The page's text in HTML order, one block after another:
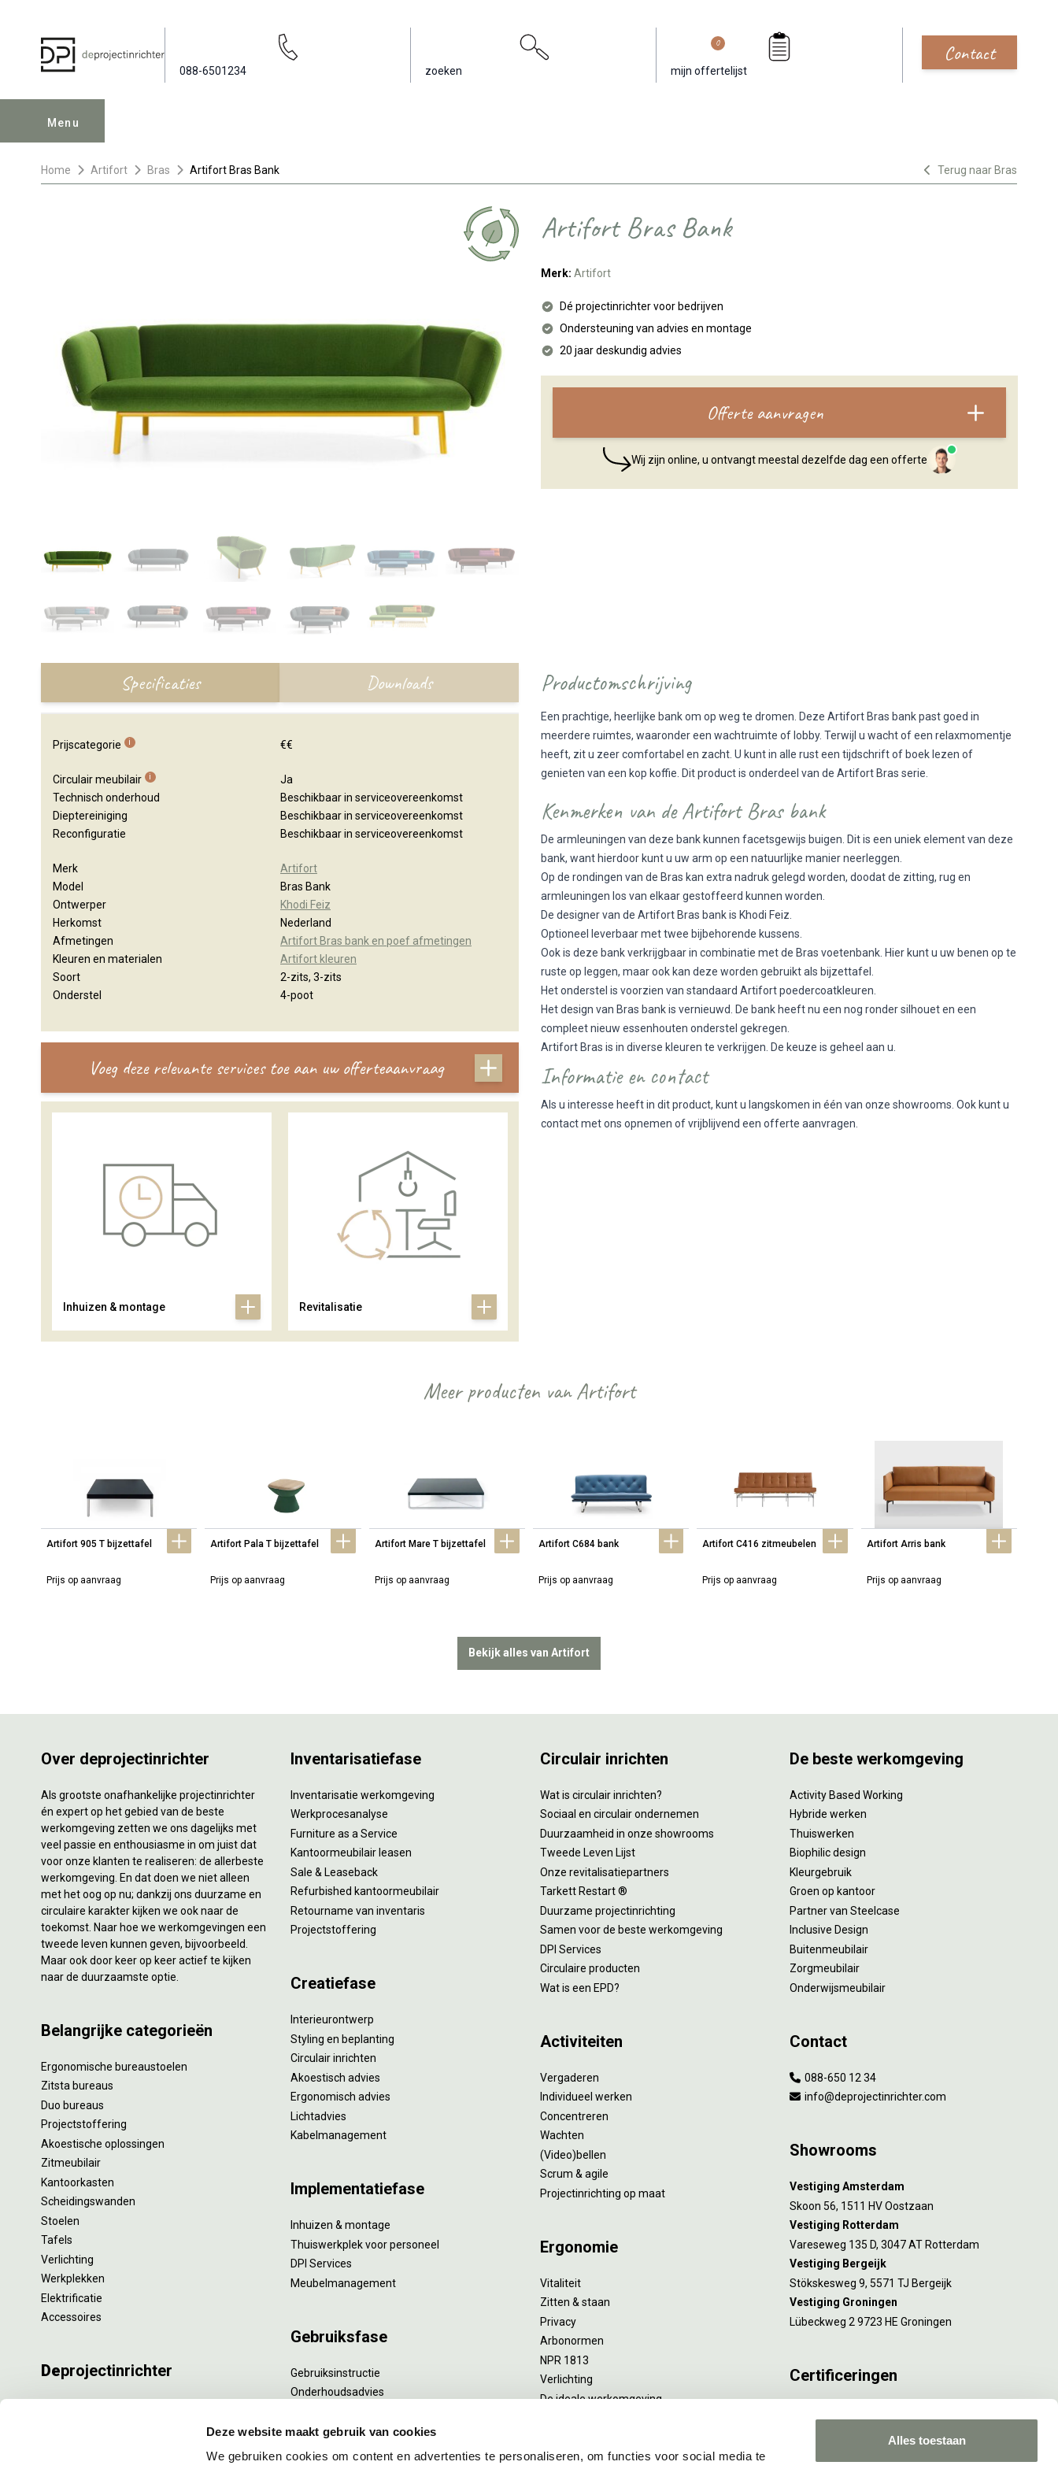
Deze website maakt gebruik van cookies
We gebruiken cookies om content en advertenties te personaliseren, om functies voor social media te
Alles toestaan
088-6501234 zoeken mijn offertelijst
0 Contact
Menu
Home Artifort Bras Artifort Bras Bank Terug naar Bras
Artifort Bras Bank
Merk: Artifort
Dé projectinrichter voor bedrijven
Ondersteuning van advies en montage
20 jaar deskundig advies
Offerte aanvragen
Wij zijn online, u ontvangt meestal dezelfde dag een offerte
Specificaties Downloads
Prijscategorie i €€
Circulair meubilair i
Ja
Technisch onderhoud
Beschikbaar in serviceovereenkomst
Dieptereiniging
Beschikbaar in serviceovereenkomst
Reconfiguratie
Beschikbaar in serviceovereenkomst
Merk
Artifort
Model
Bras Bank
Ontwerper
Khodi Feiz
Herkomst
Nederland
Afmetingen
Artifort Bras bank en poef afmetingen
Kleuren en materialen
Artifort kleuren
Soort
2-zits, 3-zits
Onderstel
4-poot
Voeg deze relevante services toe aan uw offerteaanvraag
Inhuizen & montage Revitalisatie
Productomschrijving
Een prachtige, heerlijke bank om op weg te dromen. Deze Artifort Bras bank past goed in
meerdere ruimtes, waaronder een wachtruimte of lobby. Terwijl u wacht of een relaxmomentje
heeft, zit u zeer comfortabel en zacht. U kunt in alle rust een tijdschrift of boek lezen of
genieten van een kop koffie. Dit product is onderdeel van de Artifort Bras serie.
Kenmerken van de Artifort Bras bank
De armleuningen van deze bank kunnen facetsgewijs buigen. Dit is een uniek element van deze
bank, want hierdoor kunt u uw arm op een natuurlijke manier neerleggen.
Op de rondingen van de Bras kan extra nadruk gelegd worden, doodat de zitting, rug en
armleuningen los van elkaar gestoffeerd kunnen worden.
De designer van de Artifort Bras bank is Khodi Feiz.
Optioneel leverbaar met twee bijbehorende kussens.
Ook is deze bank verkrijgbaar in combinatie met de Bras voetenbank. Hier kunt u uw benen op te
ruste op leggen, maar ook kan deze worden gebruikt als bijzettafel.
Het onderstel is voorzien van standaard Artifort poedercoatkleuren.
Het design van Bras bank is vernieuwd. De bank heeft nu een nog ronder silhouet en een
compleet nieuw essenhouten onderstel gekregen.
Artifort Bras is in diverse kleuren te verkrijgen. De keuze is geheel aan u.
Informatie en contact
Als u interesse heeft in dit product, kunt u langskomen in één van onze showrooms. Ook kunt u
contact met ons opnemen of vrijblijvend een offerte aanvragen.
Meer producten van Artifort
Artifort 905 T bijzettafel
Prijs op aanvraag
Artifort Pala T bijzettafel
Prijs op aanvraag
Artifort Mare T bijzettafel
Prijs op aanvraag
Artifort C684 bank
Prijs op aanvraag
Artifort C416 zitmeubelen
Prijs op aanvraag
Artifort Arris bank
Prijs op aanvraag
Bekijk alles van Artifort
Over deprojectinrichter
Als grootste onafhankelijke projectinrichter
én expert op het gebied van de beste
werkomgeving zetten we ons dagelijks met
veel passie en enthousiasme in om juist dat
voor onze klanten te realiseren: de allerbeste
werkomgeving. En dat doen we niet alleen
met het oog op nu; dankzij ons duurzame en
circulaire karakter kijken we ook naar de
toekomst. Naar hoe we werkomgevingen een
tweede leven kunnen geven, bijvoorbeeld.
Maar ook door keer op keer actief te kijken
naar de duurzaamste optie.
Belangrijke categorieën
Ergonomische bureaustoelen
Zitsta bureaus
Duo bureaus
Projectstoffering
Akoestische oplossingen
Zitmeubilair
Kantoorkasten
Scheidingswanden
Stoelen
Tafels
Verlichting
Werkplekken
Elektrificatie
Accessoires
Deprojectinrichter
Inventarisatiefase
Inventarisatie werkomgeving
Werkprocesanalyse
Furniture as a Service
Kantoormeubilair leasen
Sale & Leaseback
Refurbished kantoormeubilair
Retourname van inventaris
Projectstoffering
Creatiefase
Interieurontwerp
Styling en beplanting
Circulair inrichten
Akoestisch advies
Ergonomisch advies
Lichtadvies
Kabelmanagement
Implementatiefase
Inhuizen & montage
Thuiswerkplek voor personeel
DPI Services
Meubelmanagement
Gebruiksfase
Gebruiksinstructie
Onderhoudsadvies
Specialistische reiniging
Refurbishment
Circulair inrichten
Wat is circulair inrichten?
Sociaal en circulair ondernemen
Duurzaamheid in onze showrooms
Tweede Leven Lijst
Onze revitalisatiepartners
Tarkett Restart ®
Duurzame projectinrichting
Samen voor de beste werkomgeving
DPI Services
Circulaire producten
Wat is een EPD?
Activiteiten
Vergaderen
Individueel werken
Concentreren
Wachten
(Video)bellen
Scrum & agile
Projectinrichting op maat
Ergonomie
Vitaliteit
Zitten & staan
Privacy
Arbonormen
NPR 1813
Verlichting
De ideale werkomgeving
De beste werkomgeving
Activity Based Working
Hybride werken
Thuiswerken
Biophilic design
Kleurgebruik
Groen op kantoor
Partner van Steelcase
Inclusive Design
Buitenmeubilair
Zorgmeubilair
Onderwijsmeubilair
Contact
088-650 12 34
info@deprojectinrichter.com
Showrooms
Vestiging Amsterdam
Skoon 56, 1511 HV Oostzaan
Vestiging Rotterdam
Vareseweg 135 D, 3047 AT Rotterdam
Vestiging Bergeijk
Stökskesweg 9, 5571 TJ Bergeijk
Vestiging Groningen
Lübeckweg 2 9723 HE Groningen
Certificeringen
Rotterdam en Culemborg.